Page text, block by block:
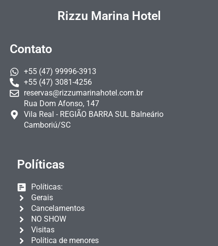
Rizzu Marina Hotel
Contato
+55 (47) 99996-3913
+55 (47) 3081-4256
reservas@rizzumarinahotel.com.br
Rua Dom Afonso, 147
Vila Real - REGIÃO BARRA SUL Balneário
Camboriú/SC
Políticas
Políticas:
Gerais
Cancelamentos
NO SHOW
Visitas
Política de menores